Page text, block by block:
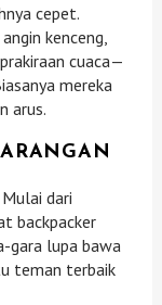
cepet.
kenceng,
cuaca—
mereka
arus.
dari
backpacker
gara lupa bawa
teman terbaik